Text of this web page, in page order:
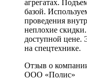
агрегатах.
базой.
проведения
неплохие
доступной цене.
на спецтехнике.
Отзыв о
ООО «Полис»